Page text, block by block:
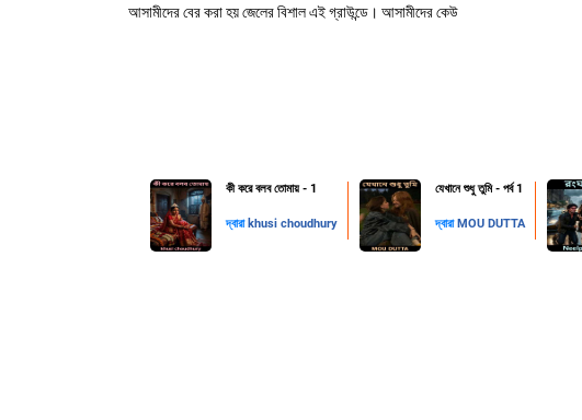
আসামীদের বের করা হয় জেলের বিশাল এই গ্রাউন্ডে। আসামীদের কেউ
কী করে বলব তোমায় - 1
দ্বারা khusi choudhury
যেখানে শুধু তুমি - পর্ব 1
দ্বারা MOU DUTTA